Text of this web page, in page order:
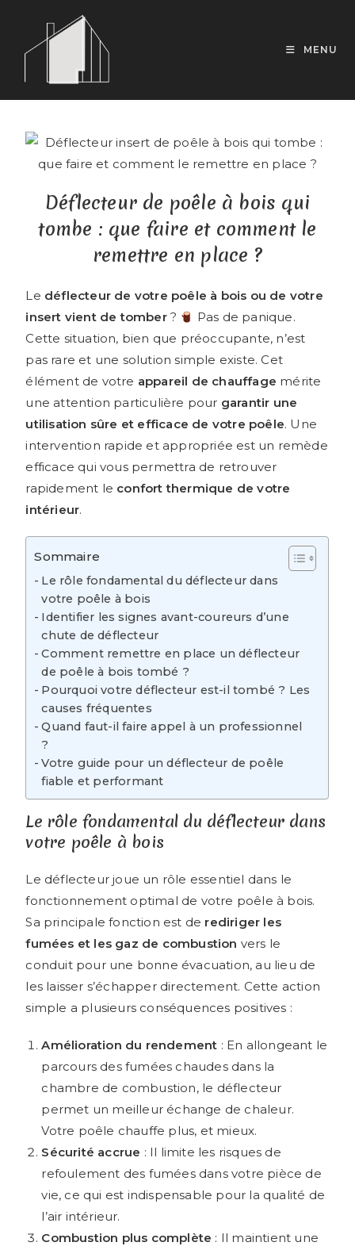
MENU
Déflecteur de poêle à bois qui
tombe : que faire et comment le
remettre en place ?
Le déflecteur de votre poêle à bois ou de votre
insert vient de tomber?
Pas de panique.
Cette situation, bien que préoccupante, n’est
pas rare et une solution simple existe. Cet
élément de votre appareil de chauffage mérite
une attention particulière pour garantir une
utilisation sûre et efficace de votre poêle. Une
intervention rapide et appropriée est un remède
efficace qui vous permettra de retrouver
rapidement le confort thermique de votre
intérieur.
Sommaire
Le rôle fondamental du déflecteur dans
votre poêle à bois
Identifier les signes avant-coureurs d’une
chute de déflecteur
Comment remettre en place un déflecteur
de poêle à bois tombé ?
Pourquoi votre déflecteur est-il tombé ? Les
causes fréquentes
Quand faut-il faire appel à un professionnel
?
Votre guide pour un déflecteur de poêle
fiable et performant
Le rôle fondamental du déflecteur dans
votre poêle à bois
Le déflecteur joue un rôle essentiel dans le
fonctionnement optimal de votre poêle à bois.
Sa principale fonction est de rediriger les
fumées et les gaz de combustion vers le
conduit pour une bonne évacuation, au lieu de
les laisser s’échapper directement. Cette action
simple a plusieurs conséquences positives :
Amélioration du rendement : En allongeant le
parcours des fumées chaudes dans la
chambre de combustion, le déflecteur
permet un meilleur échange de chaleur.
Votre poêle chauffe plus, et mieux.
Sécurité accrue : Il limite les risques de
refoulement des fumées dans votre pièce de
vie, ce qui est indispensable pour la qualité de
l’air intérieur.
Combustion plus complète : Il maintient une